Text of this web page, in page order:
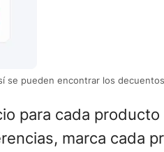
se pueden encontrar los
para cada
marca cada